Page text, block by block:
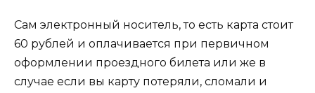
Сам электронный носитель, то есть карта стоит
60 рублей и оплачивается при первичном
оформлении проездного билета или же в
случае если вы карту потеряли, сломали и